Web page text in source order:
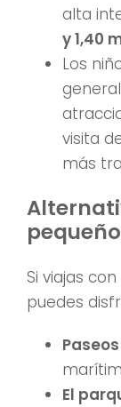
alta
y 1,40
Los
visita
más
Si viajas
puedes
El